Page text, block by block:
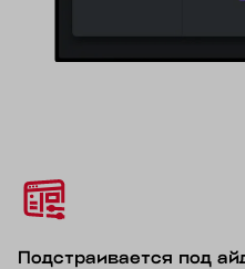
Подстраивается под